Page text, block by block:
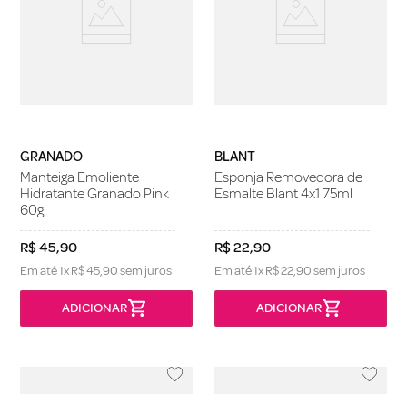
GRANADO
Manteiga Emoliente
Hidratante Granado Pink
60g
R$45,90
Em até1xR$45,90sem juros
BLANT
Esponja Removedora de
Esmalte Blant 4x1 75ml
R$22,90
Em até1xR$22,90sem juros